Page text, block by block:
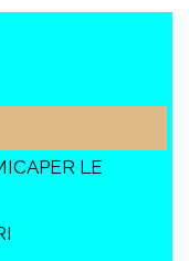
LE